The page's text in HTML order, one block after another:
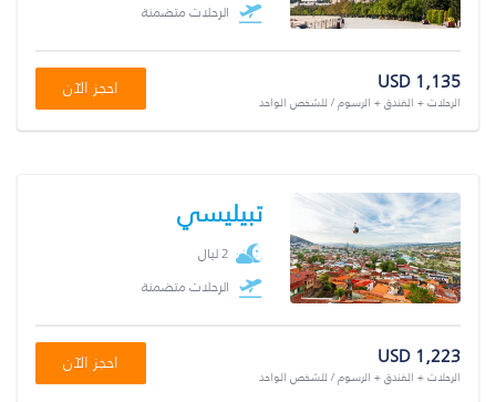
الرحلات متضمنة
USD 1,135
الرحلات + الفندق + الرسوم / للشخص الواحد
احجز الآن
تبيليسي
2 ليال
الرحلات متضمنة
USD 1,223
الرحلات + الفندق + الرسوم / للشخص الواحد
احجز الآن